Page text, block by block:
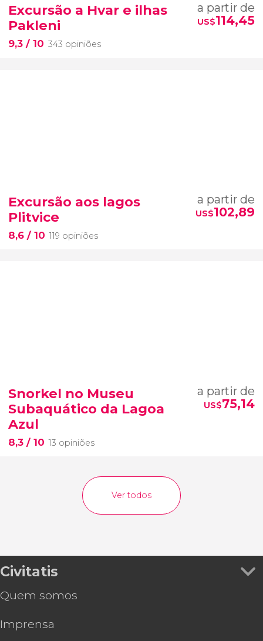
Excursão a Hvar e ilhas
Pakleni
9,3 / 10 343 opiniões
a partir de
US$114,45
Excursão aos lagos
Plitvice
8,6 / 10 119 opiniões
a partir de
US$102,89
Snorkel no Museu
Subaquático da Lagoa
Azul
8,3 / 10 13 opiniões
a partir de
US$75,14
Ver todos
Civitatis
Quem somos
Imprensa